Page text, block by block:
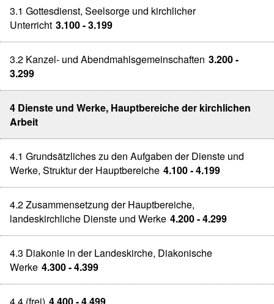
3.1 Gottesdienst, Seelsorge und kirchlicher
Unterricht 3.100 - 3.199
3.2 Kanzel- und Abendmahlsgemeinschaften 3.200 -
3.299
4 Dienste und Werke, Hauptbereiche der kirchlichen
Arbeit
4.1 Grundsätzliches zu den Aufgaben der Dienste und
Werke, Struktur der Hauptbereiche 4.100 - 4.199
4.2 Zusammensetzung der Hauptbereiche,
landeskirchliche Dienste und Werke 4.200 - 4.299
4.3 Diakonie in der Landeskirche, Diakonische
Werke 4.300 - 4.399